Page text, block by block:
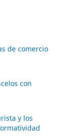
de comercio
con
y los